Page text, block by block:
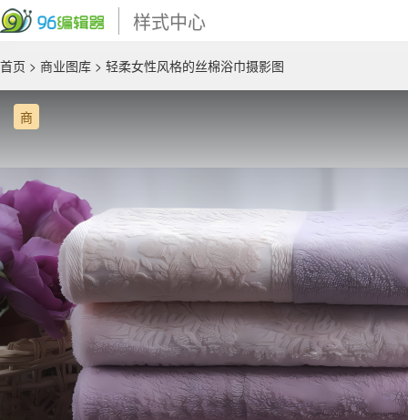
样式中心
首页 > 商业图库 > 轻柔女性风格的丝棉浴巾摄影图
商